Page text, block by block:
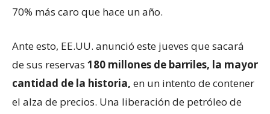
70% más caro que hace un año.
Ante esto, EE.UU. anunció este jueves que sacará
de sus reservas 180 millones de barriles, la mayor
cantidad de la historia, en un intento de contener
el alza de precios. Una liberación de petróleo de